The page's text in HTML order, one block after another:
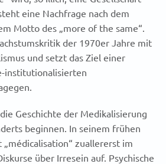
eine Nachfrage nach dem
Motto des „more of the same“.
der 1970er Jahre mit
und setzt das Ziel einer
institutionalisierten
Geschichte der Medikalisierung
beginnen. In seinem frühen
zuallererst im
über Irresein auf. Psychische